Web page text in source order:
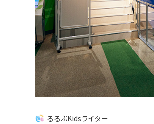
るるぶKidsライター